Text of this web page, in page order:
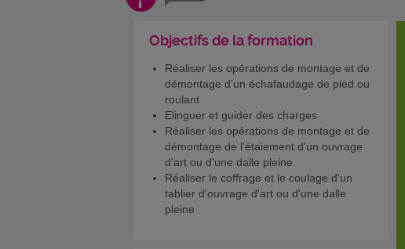
Objectifs de la formation
Réaliser les opérations de montage et de
démontage d'un échafaudage de pied ou
roulant
Elinguer et guider des charges
Réaliser les opérations de montage et de
démontage de l'étaiement d'un ouvrage
d'art ou d'une dalle pleine
Réaliser le coffrage et le coulage d'un
tablier d'ouvrage d'art ou d'une dalle
pleine